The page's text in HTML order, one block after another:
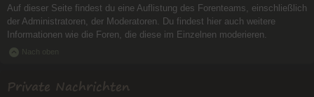
Auf dieser Seite findest du eine Auflistung des Forenteams, einschließlich
der Administratoren, der Moderatoren. Du findest hier auch weitere
Informationen wie die Foren, die diese im Einzelnen moderieren.
Nach oben
Private Nachrichten